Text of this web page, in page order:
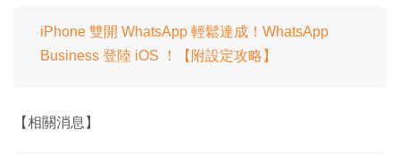
iPhone 雙開 WhatsApp 輕鬆達成！WhatsApp
Business 登陸 iOS ！【附設定攻略】
【相關消息】